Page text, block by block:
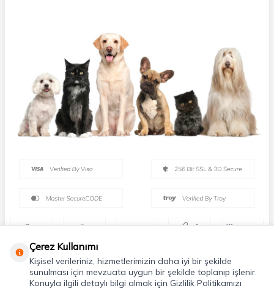
Çerez Kullanımı
Kişisel verileriniz, hizmetlerimizin daha iyi bir şekilde
sunulması için mevzuata uygun bir şekilde toplanıp işlenir.
Konuyla ilgili detaylı bilgi almak için Gizlilik Politikamızı